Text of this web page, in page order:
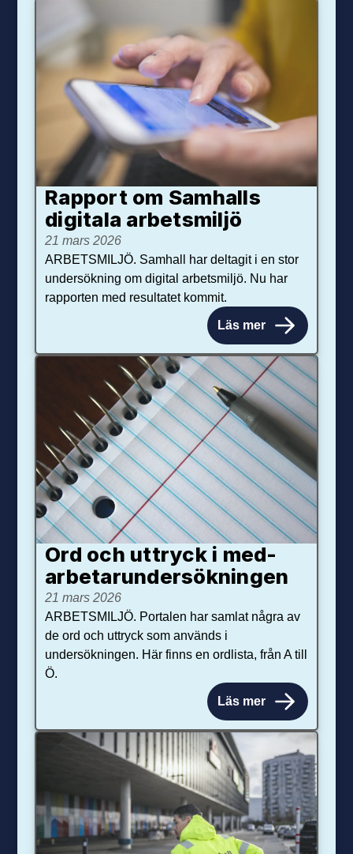
Rapport om Samhalls
digitala arbetsmiljö
21 mars 2026
ARBETSMILJÖ. Samhall har deltagit i en stor
undersökning om digital arbetsmiljö. Nu har
rapporten med resultatet kommit.
Läs mer
Ord och uttryck i med­­
arbetar­­under­sökningen
21 mars 2026
ARBETSMILJÖ. Portalen har samlat några av
de ord och uttryck som används i
undersökningen. Här finns en ordlista, från A till
Ö.
Läs mer